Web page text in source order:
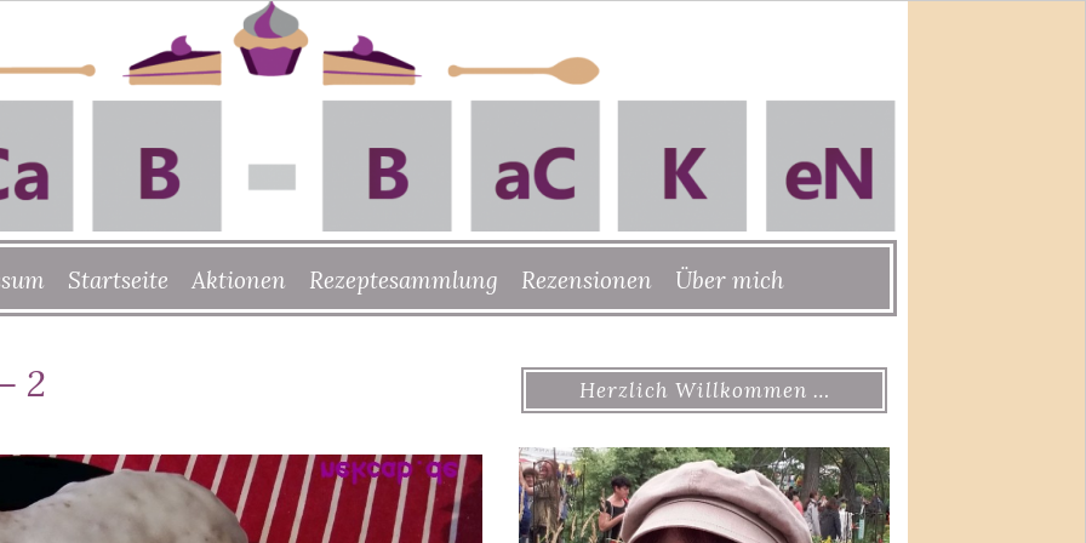
Startseite Aktionen Rezeptesammlung Rezensionen Über mich
2 Herzlich Willkommen …